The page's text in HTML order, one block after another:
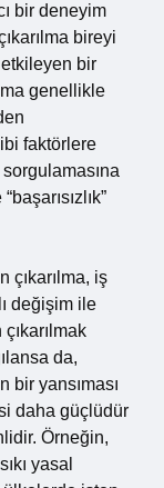
bir deneyim
bireyi
bir
genellikle
faktörlere
çıkarılma, iş
değişim ile
da,
bir yansıması
daha güçlüdür
Örneğin,
yasal